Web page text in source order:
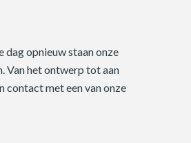
dag opnieuw staan onze
Van het ontwerp tot aan
contact met een van onze